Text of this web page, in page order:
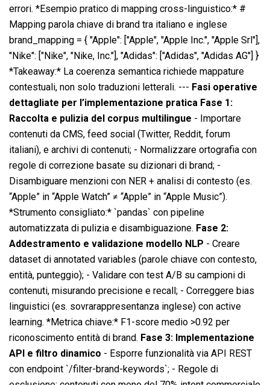
errori. *Esempio pratico di mapping cross-linguistico:* #
Mapping parola chiave di brand tra italiano e inglese
brand_mapping = { "Apple": ["Apple", "Apple Inc.", "Apple Srl"],
"Nike": ["Nike", "Nike, Inc."], "Adidas": ["Adidas", "Adidas AG"] }
*Takeaway:* La coerenza semantica richiede mappature
contestuali, non solo traduzioni letterali. --- Fasi operative
dettagliate per l’implementazione pratica Fase 1:
Raccolta e pulizia del corpus multilingue - Importare
contenuti da CMS, feed social (Twitter, Reddit, forum
italiani), e archivi di contenuti; - Normalizzare ortografia con
regole di correzione basate su dizionari di brand; -
Disambiguare menzioni con NER + analisi di contesto (es.
“Apple” in “Apple Watch” ≠ “Apple” in “Apple Music”).
*Strumento consigliato:* `pandas` con pipeline
automatizzata di pulizia e disambiguazione. Fase 2:
Addestramento e validazione modello NLP - Creare
dataset di annotated variables (parole chiave con contesto,
entità, punteggio); - Validare con test A/B su campioni di
contenuti, misurando precisione e recall; - Correggere bias
linguistici (es. sovrarappresentanza inglese) con active
learning. *Metrica chiave:* F1-score medio >0.92 per
riconoscimento entità di brand. Fase 3: Implementazione
API e filtro dinamico - Esporre funzionalità via API REST
con endpoint `/filter-brand-keywords`; - Regole di